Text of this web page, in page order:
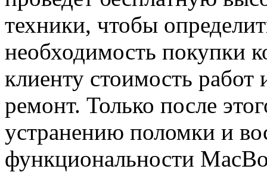
техники, чтобы
необходимость покупки
клиенту стоимость работ
ремонт. Только после
устранению поломки и
функциональности